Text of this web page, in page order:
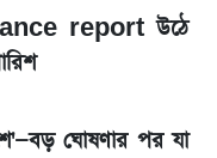
যা বললেন রুমিন
report উঠে
ঘোষণার পর যা